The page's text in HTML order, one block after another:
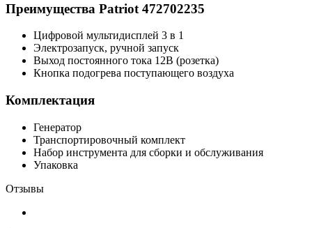
Преимущества Patriot 472702235
Цифровой мультидисплей 3 в 1
Электрозапуск, ручной запуск
Выход постоянного тока 12В (розетка)
Кнопка подогрева поступающего воздуха
Комплектация
Генератор
Транспортировочный комплект
Набор инструмента для сборки и обслуживания
Упаковка
Отзывы